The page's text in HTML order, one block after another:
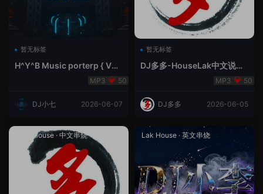
暂无标签
H^Y^B Music porterp { V总
50
DJ小七 2026-06-07
暂无标签
DJ多多-HouseLak中文说唱
50
DJ多多 2026-06-05
Prog House · 中文串烧 Lak House · 英文串烧